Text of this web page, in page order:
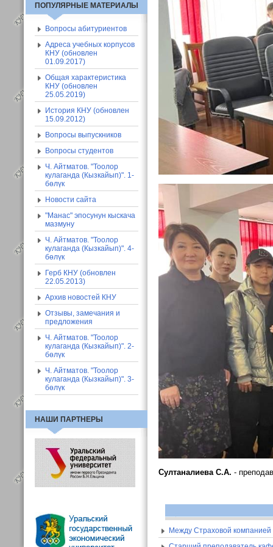
Султаналиева С.А. -
Между Страховой
ПОПУЛЯРНЫЕ МАТЕРИАЛЫ
Вопросы абитуриентов
Адреса учебных корпусов
КНУ (обновлен
01.09.2017)
Общая характеристика
КНУ (обновлен
25.05.2019)
История КНУ (обновлен
15.09.2012)
Вопросы выпускников
Вопросы студентов
Ч. Айтматов. "Тоолор
кулаганда (Кызкайып)". 1-
бөлүк
Новости сайта
"Манас" эпосунун кыскача
мазмуну
Ч. Айтматов. "Тоолор
кулаганда (Кызкайып)". 4-
бөлүк
Герб КНУ (обновлен
22.05.2013)
Архив новостей КНУ
Отзывы, замечания и
предложения
Ч. Айтматов. "Тоолор
кулаганда (Кызкайып)". 2-
бөлүк
Ч. Айтматов. "Тоолор
кулаганда (Кызкайып)". 3-
бөлүк
НАШИ ПАРТНЕРЫ